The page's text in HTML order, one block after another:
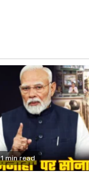
1 min read